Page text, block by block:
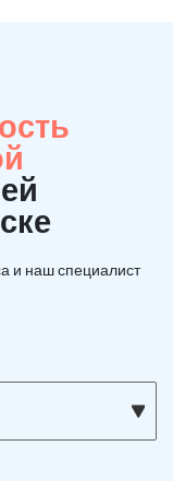
и наш специалист